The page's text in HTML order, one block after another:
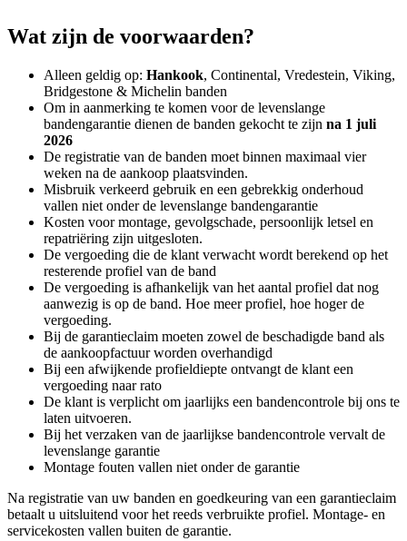
Wat zijn de voorwaarden?
Alleen geldig op: Hankook, Continental, Vredestein, Viking,
Bridgestone & Michelin banden
Om in aanmerking te komen voor de levenslange
bandengarantie dienen de banden gekocht te zijn na 1 juli
2026
De registratie van de banden moet binnen maximaal vier
weken na de aankoop plaatsvinden.
Misbruik verkeerd gebruik en een gebrekkig onderhoud
vallen niet onder de levenslange bandengarantie
Kosten voor montage, gevolgschade, persoonlijk letsel en
repatriëring zijn uitgesloten.
De vergoeding die de klant verwacht wordt berekend op het
resterende profiel van de band
De vergoeding is afhankelijk van het aantal profiel dat nog
aanwezig is op de band. Hoe meer profiel, hoe hoger de
vergoeding.
Bij de garantieclaim moeten zowel de beschadigde band als
de aankoopfactuur worden overhandigd
Bij een afwijkende profieldiepte ontvangt de klant een
vergoeding naar rato
De klant is verplicht om jaarlijks een bandencontrole bij ons te
laten uitvoeren.
Bij het verzaken van de jaarlijkse bandencontrole vervalt de
levenslange garantie
Montage fouten vallen niet onder de garantie
Na registratie van uw banden en goedkeuring van een garantieclaim
betaalt u uitsluitend voor het reeds verbruikte profiel. Montage- en
servicekosten vallen buiten de garantie.